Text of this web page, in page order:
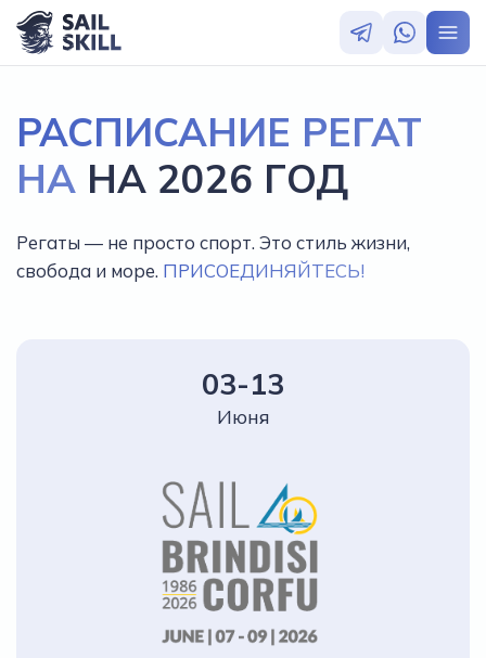
РАСПИСАНИЕ РЕГАТ
НА НА 2026 ГОД
Регаты — не просто спорт. Это стиль жизни,
свобода и море. ПРИСОЕДИНЯЙТЕСЬ!
03-13
Июня